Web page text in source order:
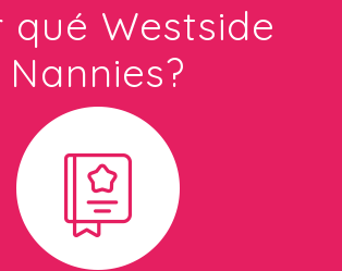
qué Westside
Nannies?